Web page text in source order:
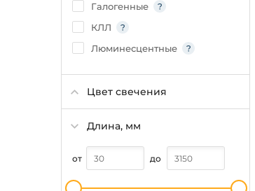
Галогенные
КЛЛ
Люминесцентные
Цвет свечения
Длина, мм
от до